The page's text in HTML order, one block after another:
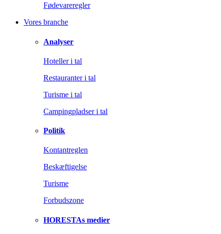
Fødevareregler
Vores branche
Analyser
Hoteller i tal
Restauranter i tal
Turisme i tal
Campingpladser i tal
Politik
Kontantreglen
Beskæftigelse
Turisme
Forbudszone
HORESTAs medier